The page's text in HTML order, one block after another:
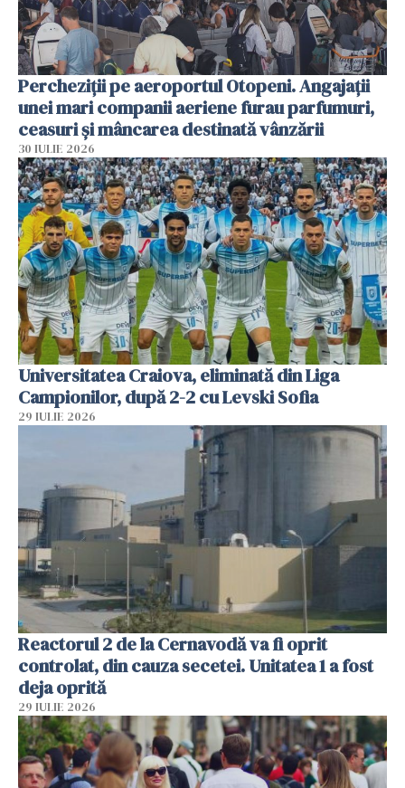
Percheziții pe aeroportul Otopeni. Angajații
unei mari companii aeriene furau parfumuri,
ceasuri și mâncarea destinată vânzării
30 IULIE 2026
Universitatea Craiova, eliminată din Liga
Campionilor, după 2-2 cu Levski Sofia
29 IULIE 2026
Reactorul 2 de la Cernavodă va fi oprit
controlat, din cauza secetei. Unitatea 1 a fost
deja oprită
29 IULIE 2026